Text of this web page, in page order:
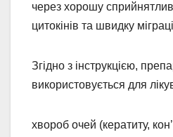
через хорошу
цитокінів та швидку
Згідно з інструкцією,
використовується для
хвороб очей (кератиту,